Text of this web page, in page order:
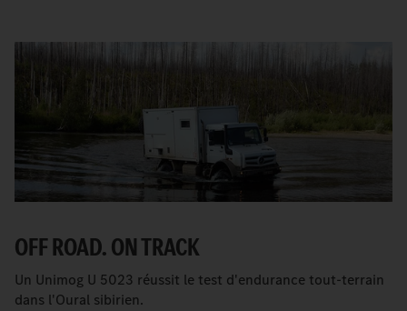
OFF ROAD. ON TRACK
Un Unimog U 5023 réussit le test d'endurance tout-terrain
dans l'Oural sibirien.